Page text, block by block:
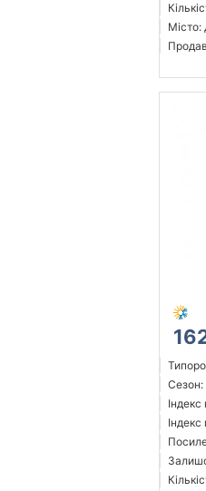
Місто:
Сезон: